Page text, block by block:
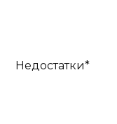
Недостатки*